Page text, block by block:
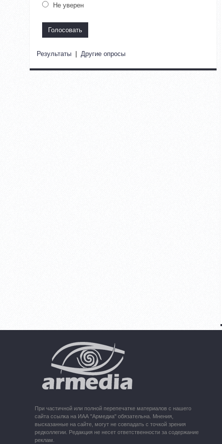
Не уверен
Результаты | Другие опросы
При частичной или полной перепечатке материалов с нашего
сайта ссылка на ИАА "Армедиа" обязательна. Мнения,
высказанные на сайте, могут не совпадать с точкой зрения
редколлегии. Редакция не несет ответственности за содержание
реклам.